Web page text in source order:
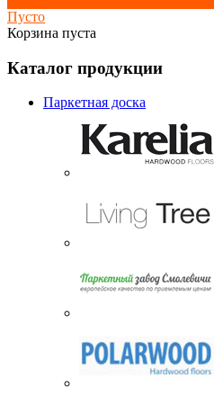
Пусто
Корзина пуста
Каталог продукции
Паркетная доска